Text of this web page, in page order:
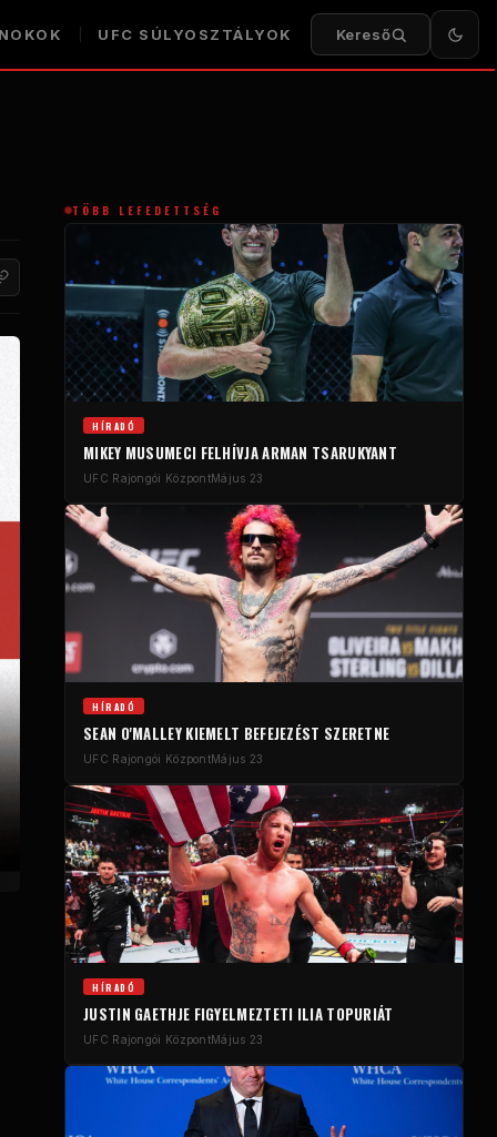
UFC SÚLYOSZTÁLYOK Kereső
TÖBB LEFEDETTSÉG
HÍRADÓ
MIKEY MUSUMECI FELHÍVJA ARMAN TSARUKYANT
UFC Rajongói KözpontMájus 23
HÍRADÓ
SEAN O'MALLEY KIEMELT BEFEJEZÉST SZERETNE
UFC Rajongói KözpontMájus 23
HÍRADÓ
JUSTIN GAETHJE FIGYELMEZTETI ILIA TOPURIÁT
UFC Rajongói KözpontMájus 23